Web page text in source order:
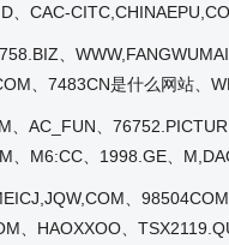
CAC-
、
、7483CN是什么网站、
AC_FUN、
、M6:CC、1998.GE、
、
、HAOXXOO、